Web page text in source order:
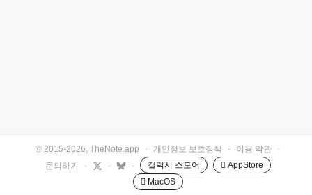
© 2015-2026, TheNote.app · 개인정보 보호정책 · 이용 약관
·
문의하기
· · · 갤럭시 스토어
 AppStore
 MacOS